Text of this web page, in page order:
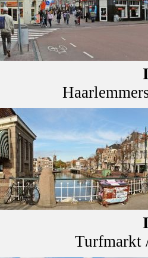
Turfmarkt